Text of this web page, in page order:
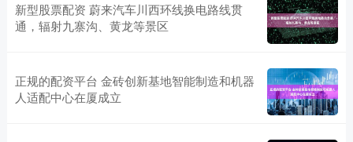
新型股票配资 蔚来汽车川西环线换电路线贯
通，辐射九寨沟、黄龙等景区
正规的配资平台 金砖创新基地智能制造和机器
人适配中心在厦成立